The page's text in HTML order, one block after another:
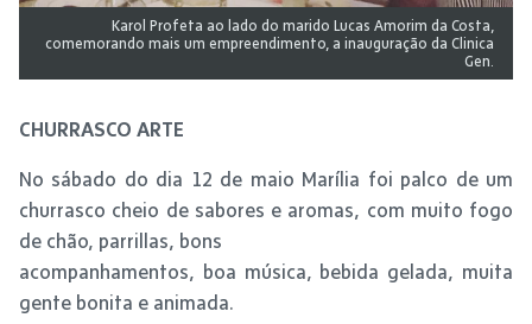
Karol Profeta ao lado do marido Lucas Amorim da Costa,
comemorando mais um empreendimento, a inauguração da Clinica
Gen.
CHURRASCO ARTE
No sábado do dia 12 de maio Marília foi palco de um
churrasco cheio de sabores e aromas, com muito fogo
de chão, parrillas, bons
acompanhamentos, boa música, bebida gelada, muita
gente bonita e animada.